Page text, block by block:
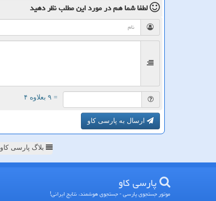
لطفا شما همدر مورد این مطلبنظر دهید
= ۹ بعلاوه ۴
ارسال به پارسی کاو
بلاگ پارسی کاو
پارسی كاو
موتور جستجوی پارسی - جستجوی هوشمند، نتایج ایرانی!